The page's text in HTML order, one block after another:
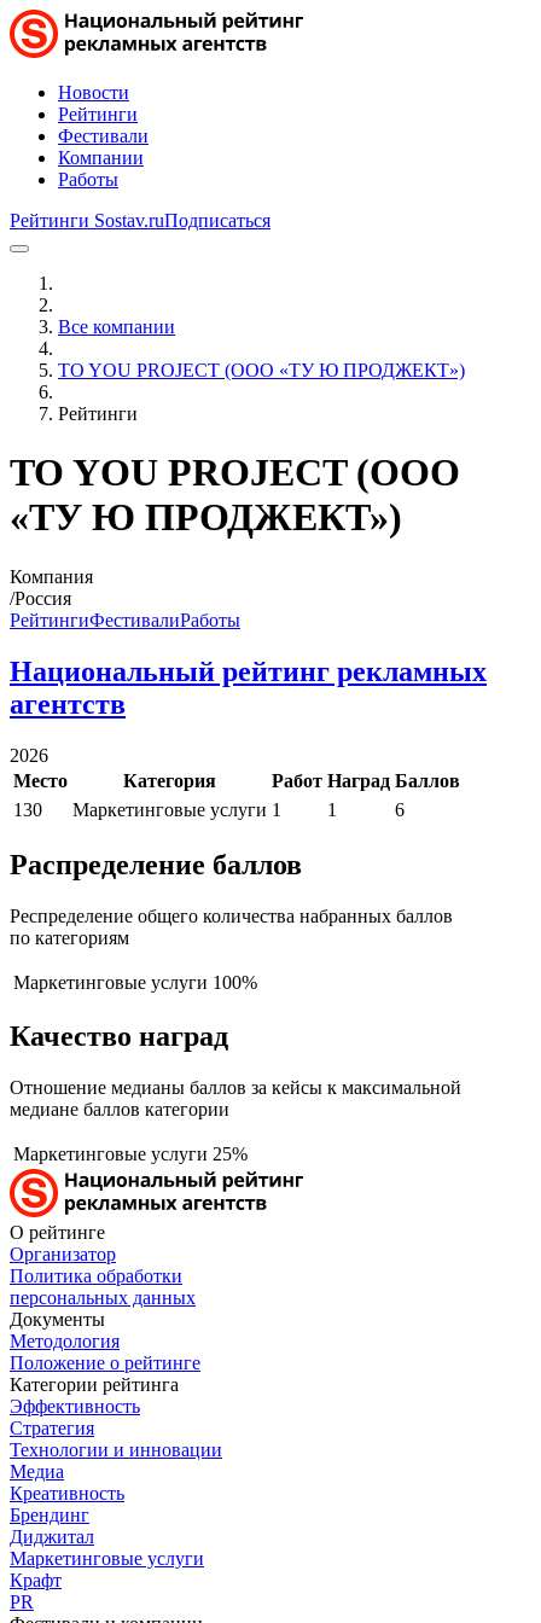
Новости
Рейтинги
Фестивали
Компании
Работы
Рейтинги Sostav.ruПодписаться
Все компании
TO YOU PROJECT (ООО «ТУ Ю ПРОДЖЕКТ»)
Рейтинги
TO YOU PROJECT (ООО
«ТУ Ю ПРОДЖЕКТ»)
Компания
/Россия
РейтингиФестивалиРаботы
Национальный рейтинг рекламных
агентств
2026
Место
Категория Работ Наград Баллов
130
Маркетинговые услуги 1 1 6
Распределение баллов
Респределение общего количества набранных баллов
по категориям
Маркетинговые услуги 100%
Качество наград
Отношение медианы баллов за кейсы к максимальной
медиане баллов категории
Маркетинговые услуги 25%
О рейтинге
Организатор
Политика обработки
персональных данных
Документы
Методология
Положение о рейтинге
Категории рейтинга
Эффективность
Стратегия
Технологии и инновации
Медиа
Креативность
Брендинг
Диджитал
Маркетинговые услуги
Крафт
PR